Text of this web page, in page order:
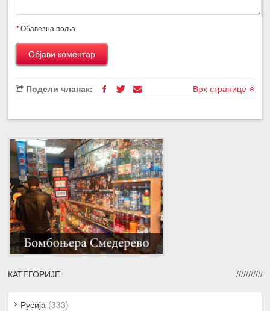
*Обавезна поља
Подели чланак: Врх странице
КАТЕГОРИЈЕ
Русија (333)